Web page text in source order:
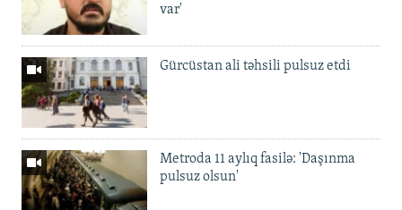
var'
Gürcüstan ali təhsili pulsuz etdi
Metroda 11 aylıq fasilə: 'Daşınma
pulsuz olsun'